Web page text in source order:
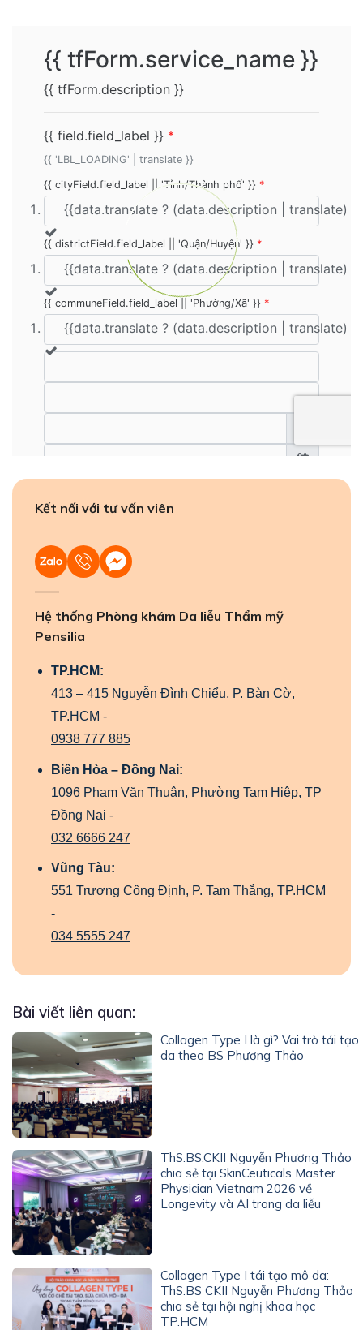
Kết nối với tư vấn viên
Hệ thống Phòng khám Da liễu Thẩm mỹ
Pensilia
TP.HCM:
413 – 415 Nguyễn Đình Chiểu, P. Bàn Cờ,
TP.HCM -
0938 777 885
Biên Hòa – Đồng Nai:
1096 Phạm Văn Thuận, Phường Tam Hiệp, TP
Đồng Nai -
032 6666 247
Vũng Tàu:
551 Trương Công Định, P. Tam Thắng, TP.HCM
-
034 5555 247
Bài viết liên quan:
Collagen Type I là gì? Vai trò tái tạo
da theo BS Phương Thảo
ThS.BS.CKII Nguyễn Phương Thảo
chia sẻ tại SkinCeuticals Master
Physician Vietnam 2026 về
Longevity và AI trong da liễu
Collagen Type I tái tạo mô da:
ThS.BS CKII Nguyễn Phương Thảo
chia sẻ tại hội nghị khoa học
TP.HCM